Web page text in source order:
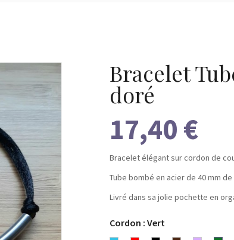
Bracelet
doré
17,40 €
Bracelet élégant sur cordon de
Tube bombé en acier de 40 mm
Livré dans sa jolie pochette en
Cordon : Vert